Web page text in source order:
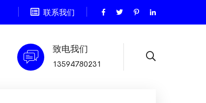
联系我们
致电我们
13594780231